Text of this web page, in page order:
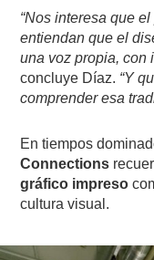
“Nos interesa que
entiendan que el
una voz propia, con
concluye Díaz. “Y
comprender esa
En tiempos
Connections
gráfico impreso
cultura visual.